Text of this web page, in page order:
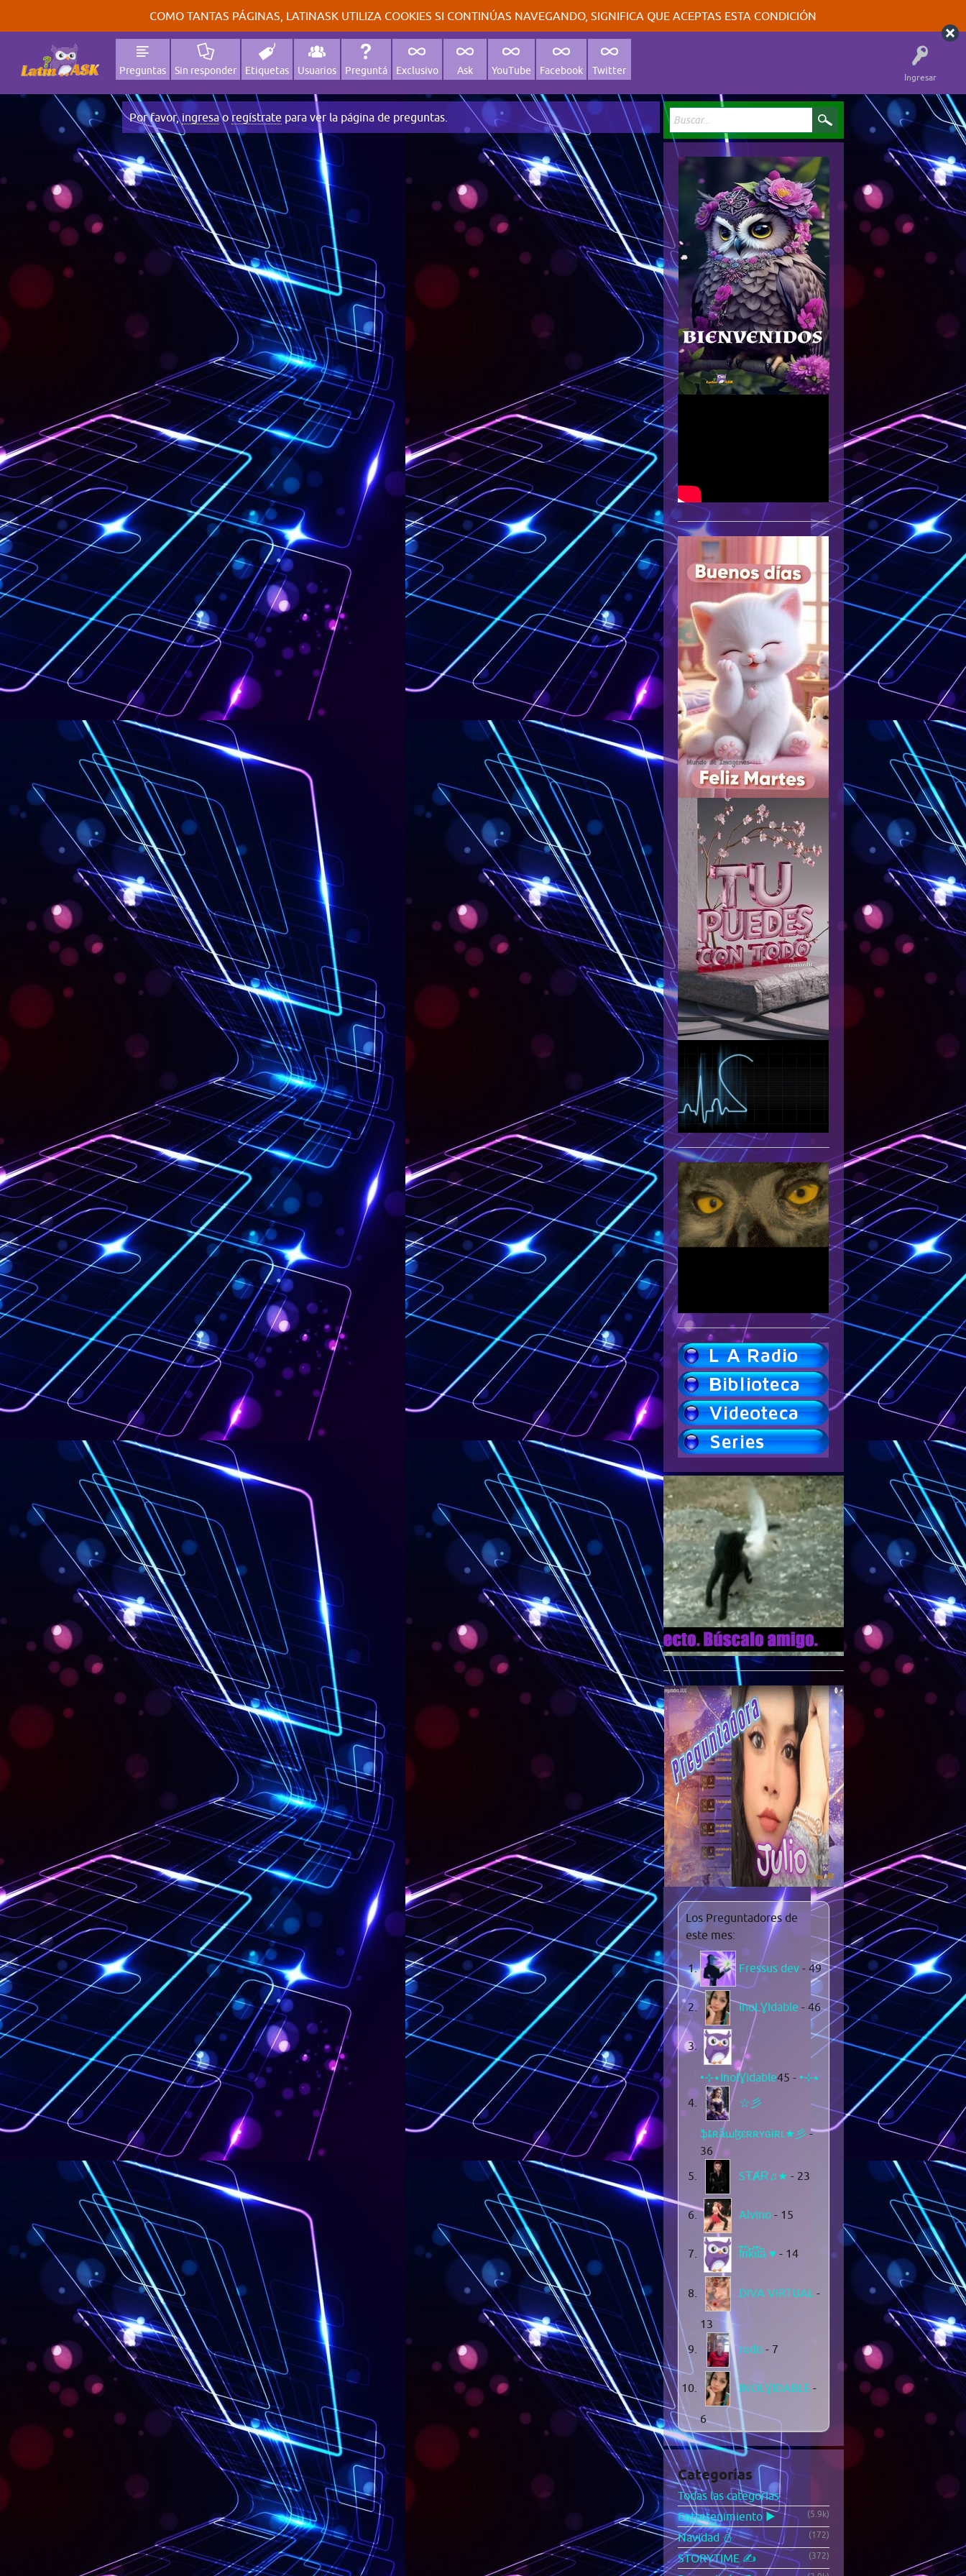
COMO TANTAS PÁGINAS, LATINASK UTILIZA COOKIES SI CONTINÚAS NAVEGANDO, SIGNIFICA QUE ACEPTAS ESTA CONDICIÓN
Ingresar
Preguntas Sin responder Etiquetas Usuarios Preguntá Exclusivo Ask YouTube Facebook Twitter
Por favor,ingresaoregístrate para ver la página de preguntas.
Los Preguntadores de
este mes:
Fressus dev - 49
InoLƔIdable - 46
•⊹٭InolƔidable٭⊹• - 45
☆彡
ֆȶʀǟաɮɛʀʀʏɢɨʀʟ★彡 -
36
SŦȺɌ♫★ - 23
Alvino - 15
f͆r͆i͆k͆i͆t͆a͆ ♥ - 14
DIVA VIRTUAL -
13
rudo - 7
INOLƔIDABLE -
6
Categorías
Todas las categorías
Entretenimiento ▶️
(5.9k)
Navidad ⛄ (172)
STORYTIME ✍️ (372)